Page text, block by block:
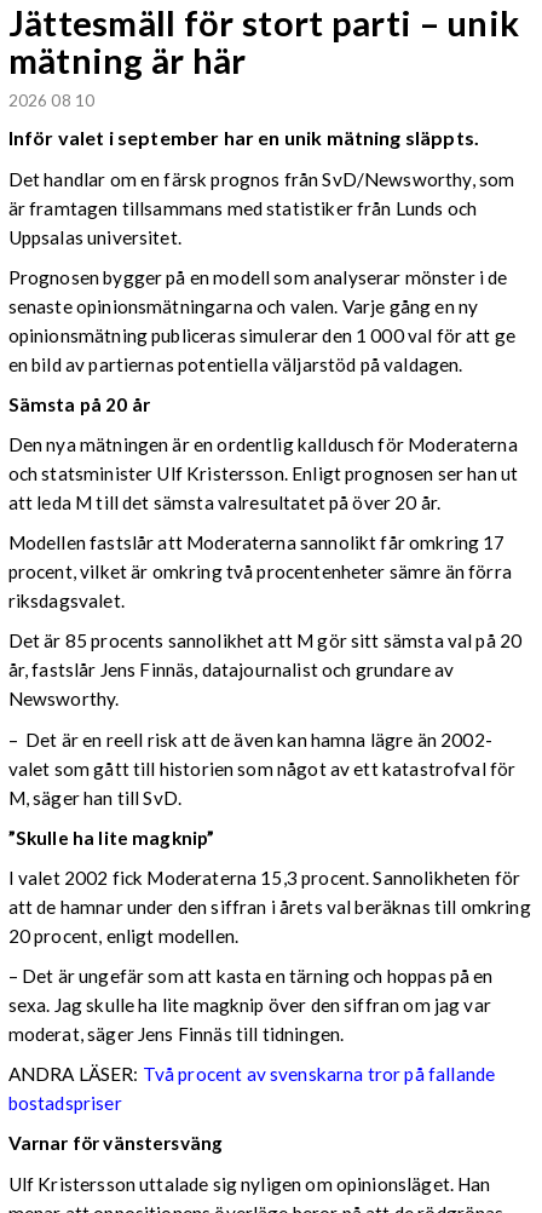
Jättesmäll för stort parti – unik
mätning är här
2026 08 10
Inför valet i september har en unik mätning släppts.
Det handlar om en färsk prognos från SvD/Newsworthy, som
är framtagen tillsammans med statistiker från Lunds och
Uppsalas universitet.
Prognosen bygger på en modell som analyserar mönster i de
senaste opinionsmätningarna och valen. Varje gång en ny
opinionsmätning publiceras simulerar den 1 000 val för att ge
en bild av partiernas potentiella väljarstöd på valdagen.
Sämsta på 20 år
Den nya mätningen är en ordentlig kalldusch för Moderaterna
och statsminister Ulf Kristersson. Enligt prognosen ser han ut
att leda M till det sämsta valresultatet på över 20 år.
Modellen fastslår att Moderaterna sannolikt får omkring 17
procent, vilket är omkring två procentenheter sämre än förra
riksdagsvalet.
Det är 85 procents sannolikhet att M gör sitt sämsta val på 20
år, fastslår Jens Finnäs, datajournalist och grundare av
Newsworthy.
– Det är en reell risk att de även kan hamna lägre än 2002-
valet som gått till historien som något av ett katastrofval för
M, säger han till SvD.
”Skulle ha lite magknip”
I valet 2002 fick Moderaterna 15,3 procent. Sannolikheten för
att de hamnar under den siffran i årets val beräknas till omkring
20 procent, enligt modellen.
– Det är ungefär som att kasta en tärning och hoppas på en
sexa. Jag skulle ha lite magknip över den siffran om jag var
moderat, säger Jens Finnäs till tidningen.
ANDRA LÄSER: Två procent av svenskarna tror på fallande
bostadspriser
Varnar för vänstersväng
Ulf Kristersson uttalade sig nyligen om opinionsläget. Han